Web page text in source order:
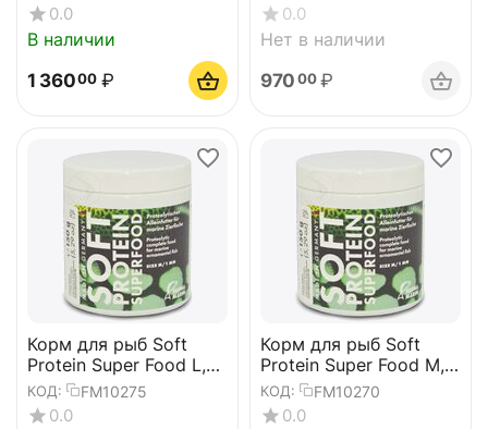
0.0
В наличии
1 36000 ₽
0.0
Нет в наличии
970 00 ₽
Корм для рыб Soft
Protein Super Food L,
250 ml
КОД: FM10275
0.0
Корм для рыб Soft
Protein Super Food M,
250 ml
КОД: FM10270
0.0